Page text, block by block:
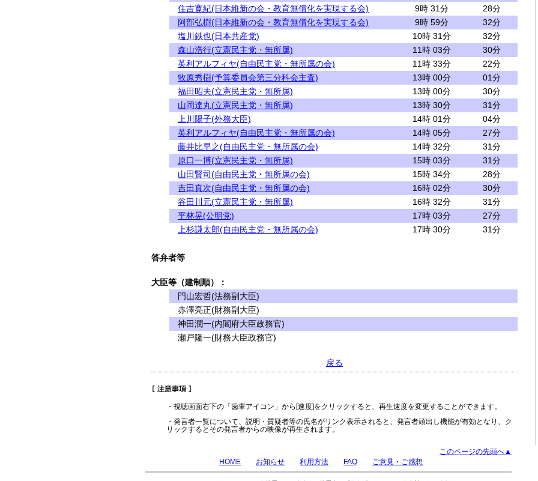
住吉寛紀(日本維新の会・教育無償化を実現する会)
9時 31分
28分
阿部弘樹(日本維新の会・教育無償化を実現する会)
9時 59分
32分
塩川鉄也(日本共産党)
10時 31分
32分
森山浩行(立憲民主党・無所属)
11時 03分
30分
英利アルフィヤ(自由民主党・無所属の会)
11時 33分
22分
牧原秀樹(予算委員会第三分科会主査)
13時 00分
01分
福田昭夫(立憲民主党・無所属)
13時 00分
30分
山岡達丸(立憲民主党・無所属)
13時 30分
31分
上川陽子(外務大臣)
14時 01分
04分
英利アルフィヤ(自由民主党・無所属の会)
14時 05分
27分
藤井比早之(自由民主党・無所属の会)
14時 32分
31分
原口一博(立憲民主党・無所属)
15時 03分
31分
山田賢司(自由民主党・無所属の会)
15時 34分
28分
吉田真次(自由民主党・無所属の会)
16時 02分
30分
谷田川元(立憲民主党・無所属)
16時 32分
31分
平林晃(公明党)
17時 03分
27分
上杉謙太郎(自由民主党・無所属の会)
17時 30分 31分
答弁者等
大臣等（建制順）：
門山宏哲(法務副大臣)
赤澤亮正(財務副大臣)
神田潤一(内閣府大臣政務官)
瀬戸隆一(財務大臣政務官)
戻る
・視聴画面右下の「歯車アイコン」から[速度]をクリックすると、再生速度を変更することができます。
・発言者一覧について、説明・質疑者等の氏名がリンク表示されると、発言者頭出し機能が有効となり、ク
リックするとその発言者からの映像が再生されます。
このページの先頭へ▲
HOME
お知らせ 利用方法 FAQ ご意見・ご感想